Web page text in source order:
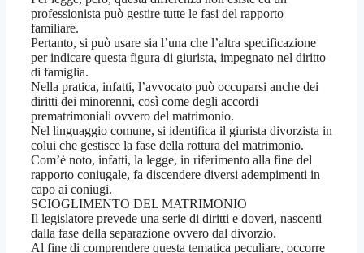
professionista può gestire tutte le fasi del rapporto
familiare.
Pertanto, si può usare sia l’una che l’altra specificazione
per indicare questa figura di giurista, impegnato nel diritto
di famiglia.
Nella pratica, infatti, l’avvocato può occuparsi anche dei
diritti dei minorenni, così come degli accordi
prematrimoniali ovvero del matrimonio.
Nel linguaggio comune, si identifica il giurista divorzista in
colui che gestisce la fase della rottura del matrimonio.
Com’è noto, infatti, la legge, in riferimento alla fine del
rapporto coniugale, fa discendere diversi adempimenti in
capo ai coniugi.
SCIOGLIMENTO DEL MATRIMONIO
Il legislatore prevede una serie di diritti e doveri, nascenti
dalla fase della separazione ovvero dal divorzio.
Al fine di comprendere questa tematica peculiare, occorre